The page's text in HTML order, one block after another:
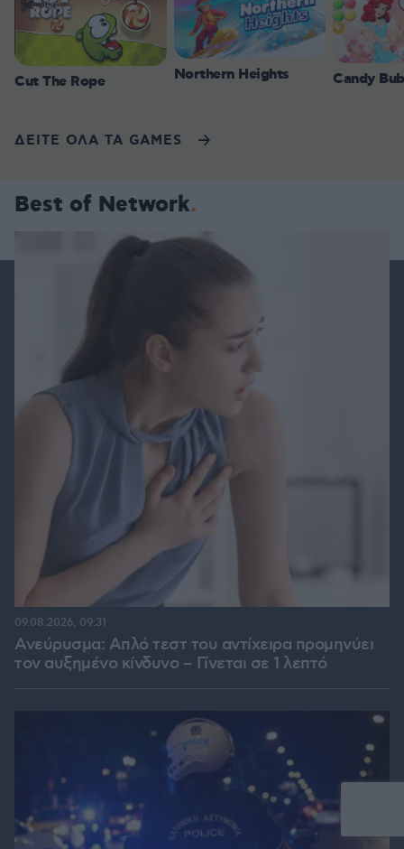
Cut The Rope Northern Heights Candy
ΔΕΙΤΕ ΟΛΑ ΤΑ GAMES
Best of Network
Ανεύρυσμα: Απλό τεστ του αντίχειρα προμηνύει
τον αυξημένο κίνδυνο – Γίνεται σε 1 λεπτό
09.08.2026, 09:31